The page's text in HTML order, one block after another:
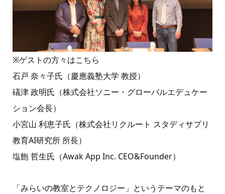
※ゲストの方々はこちら
石戸 奈々子氏（慶應義塾大学 教授）
礒津 政明氏（株式会社ソニー・グローバルエデュケー
ション会長）
小宮山 利恵子氏（株式会社リクルート スタディサプリ
教育AI研究所 所長）
塩飽 哲生氏（Awak App Inc. CEO&Founder）
「みらいの教室とテクノロジー」というテーマのもと